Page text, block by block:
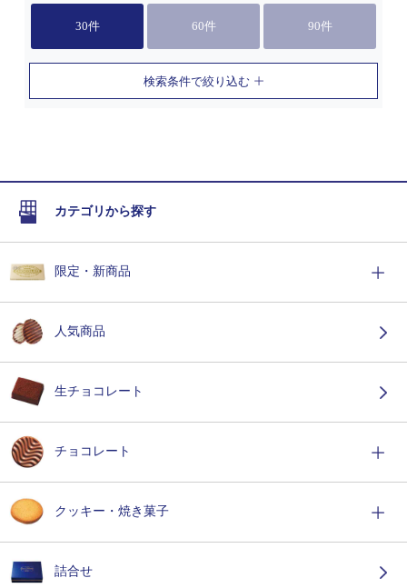
30件 60件 90件
検索条件で絞り込む
カテゴリから探す
限定・新商品
人気商品
生チョコレート
チョコレート
クッキー・焼き菓子
詰合せ